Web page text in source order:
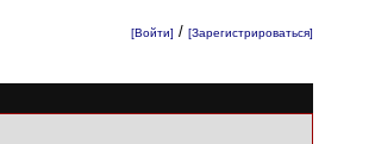
[Войти] /[Зарегистрироваться]